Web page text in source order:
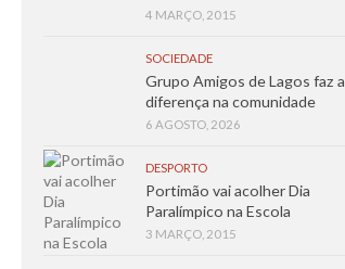
4 MARÇO, 2015
SOCIEDADE
Grupo Amigos de Lagos faz a
diferença na comunidade
6 AGOSTO, 2026
DESPORTO
Portimão vai acolher Dia
Paralímpico na Escola
3 MARÇO, 2015